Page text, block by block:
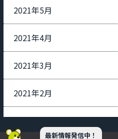
2021年5月
2021年4月
2021年3月
2021年2月
最新情報発信中！